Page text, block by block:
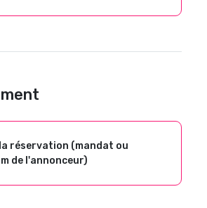
la réservation (mandat ou
de l'annonceur)